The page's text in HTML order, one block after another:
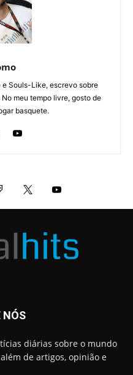
Souls-Like, escrevo sobre
meu tempo livre, gosto de
basquete.
NÓS
diárias sobre o mundo
de artigos, opinião e